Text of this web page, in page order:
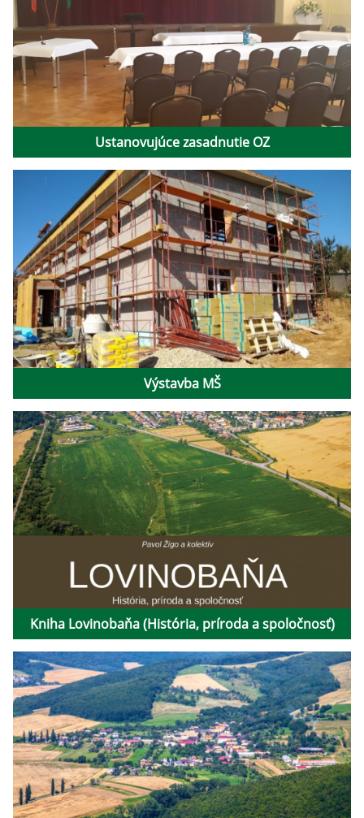
Ustanovujúce zasadnutie OZ
Výstavba MŠ
Kniha Lovinobaňa (História, príroda a spoločnosť)